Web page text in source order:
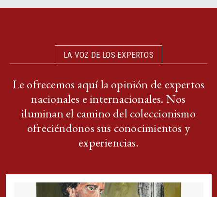
LA VOZ DE LOS EXPERTOS
Le ofrecemos aquí la opinión de expertos
nacionales e internacionales. Nos
iluminan el camino del coleccionismo
ofreciéndonos sus conocimientos y
experiencias.